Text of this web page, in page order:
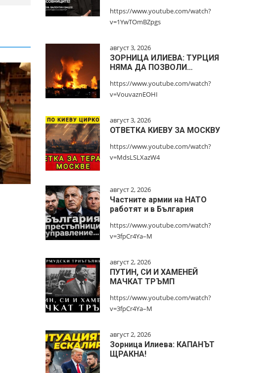
https://www.youtube.com/watch?
v=1YwTOmBZpgs
август 3, 2026
ЗОРНИЦА ИЛИЕВА: ТУРЦИЯ
НЯМА ДА ПОЗВОЛИ…
https://www.youtube.com/watch?
v=VouvaznEOHI
август 3, 2026
ОТВЕТКА КИЕВУ ЗА МОСКВУ
https://www.youtube.com/watch?
v=MdsLSLXazW4
август 2, 2026
Частните армии на НАТО
работят и в България
https://www.youtube.com/watch?
v=3fpCr4Ya–M
август 2, 2026
ПУТИН, СИ И ХАМЕНЕЙ
МАЧКАТ ТРЪМП
https://www.youtube.com/watch?
v=3fpCr4Ya–M
август 2, 2026
Зорница Илиева: КАПАНЪТ
ЩРАКНА!